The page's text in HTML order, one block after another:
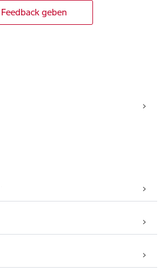
Feedback geben